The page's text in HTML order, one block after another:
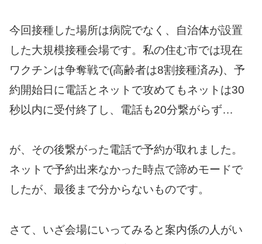
今回接種した場所は病院でなく、自治体が設置
した大規模接種会場です。私の住む市では現在
ワクチンは争奪戦で(高齢者は8割接種済み)、予
約開始日に電話とネットで攻めてもネットは30
秒以内に受付終了し、電話も20分繋がらず…
が、その後繋がった電話で予約が取れました。
ネットで予約出来なかった時点で諦めモードで
したが、最後まで分からないものです。
さて、いざ会場にいってみると案内係の人がい